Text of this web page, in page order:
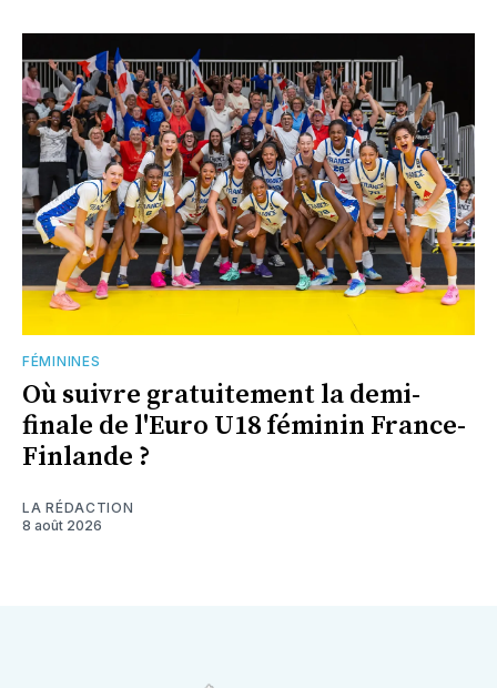
FÉMININES
Où suivre gratuitement la demi-
finale de l'Euro U18 féminin France-
Finlande ?
LA RÉDACTION
8 août 2026